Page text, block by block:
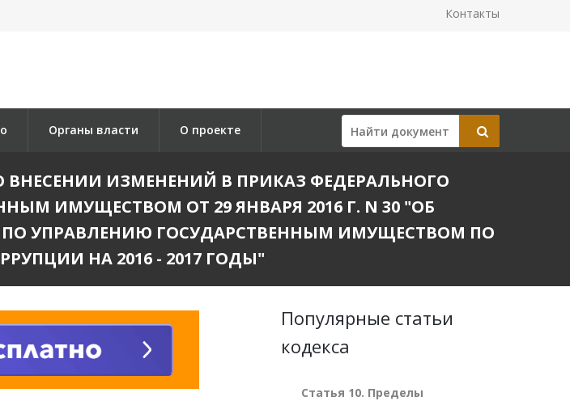
Контакты
Органы власти О проекте
ВНЕСЕНИИ ИЗМЕНЕНИЙ В ПРИКАЗ ФЕДЕРАЛЬНОГО
ИМУЩЕСТВОМ ОТ 29 ЯНВАРЯ 2016 Г. N 30 "ОБ
УПРАВЛЕНИЮ ГОСУДАРСТВЕННЫМ ИМУЩЕСТВОМ ПО
НА 2016 - 2017 ГОДЫ"
Популярные статьи
кодекса
Статья 10. Пределы